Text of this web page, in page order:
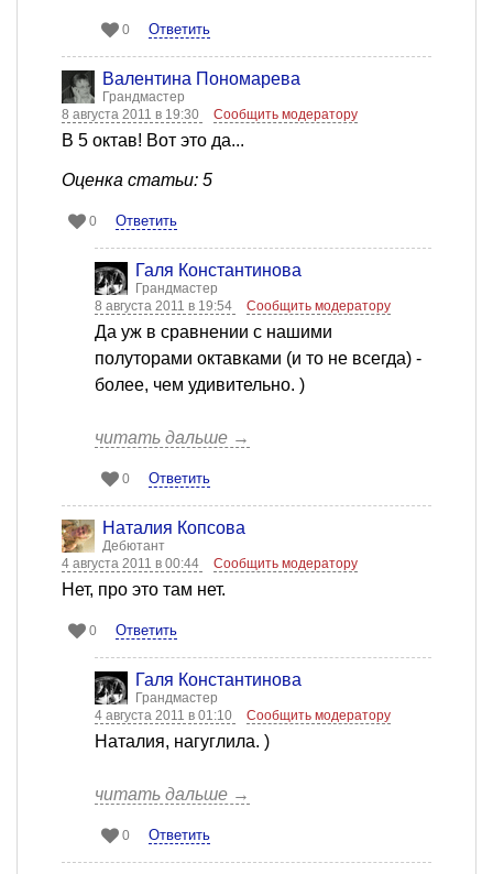
0 Ответить
Валентина Пономарева
Грандмастер
8 августа 2011 в 19:30
Сообщить модератору
В 5 октав! Вот это да...
Оценка статьи: 5
0 Ответить
Галя Константинова
Грандмастер
8 августа 2011 в 19:54
Сообщить модератору
Да уж в сравнении с нашими
полуторами октавками (и то не всегда) -
более, чем удивительно. )
читать дальше →
0 Ответить
Наталия Копсова
Дебютант
4 августа 2011 в 00:44
Сообщить модератору
Нет, про это там нет.
0 Ответить
Галя Константинова
Грандмастер
4 августа 2011 в 01:10
Сообщить модератору
Наталия, нагуглила. )
читать дальше →
0 Ответить